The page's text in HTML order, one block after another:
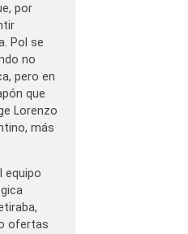
por
Pol se
no
pero en
que
Lorenzo
más
equipo
ofertas